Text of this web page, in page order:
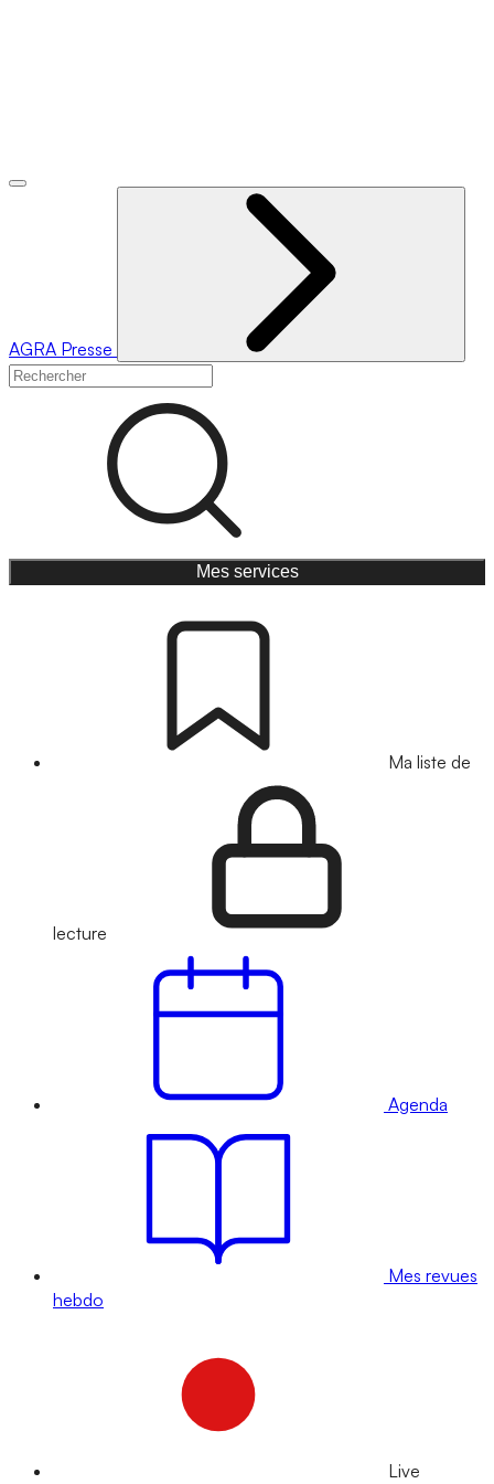
AGRA Presse
Mes services
Ma liste de
lecture
Agenda
Mes revues
hebdo
Live